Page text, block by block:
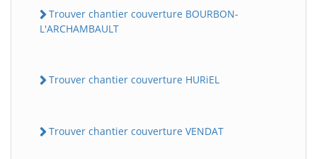
Trouver chantier couverture BOURBON-
L'ARCHAMBAULT
Trouver chantier couverture HURiEL
Trouver chantier couverture VENDAT